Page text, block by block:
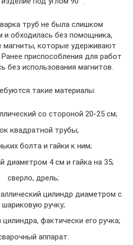
труб не была слишком
и обходилась без помощника,
магниты, которые удерживают
приспособления для работ
без использования магнитов.
такие материалы:
со стороной 20-25 см;
квадратной трубы;
болта и гайки к ним;
диаметром 4 см и гайка на 35;
сверло, дрель;
цилиндр диаметром с
шариковую ручку;
фактически его ручка;
аппарат.